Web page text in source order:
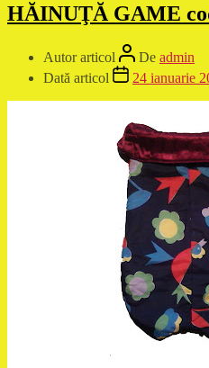
HĂINUŢĂ GAME
Autor articol De admin
Dată articol
24 ianuarie